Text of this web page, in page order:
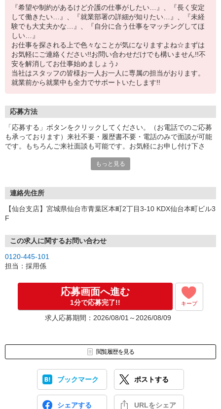
『希望や制約があるけど介護の仕事がしたい…』、『長く安定
して働きたい…』、『就業部署の詳細が知りたい…』、『未経
験でも大丈夫かな…』、『自分に合う仕事をマッチングしてほ
しい…』
お仕事を探される上で色々なことが気になりますよね☆まずは
お気軽にご連絡ください!!お問い合わせだけでも構いません!!不
安を解消してお仕事始めましょう♪
当社はスタッフの皆様お一人お一人に専属の担当がおります。
就業前から就業中も全力でサポートいたします!!
応募方法
「応募する」ボタンをクリックしてください。（お電話でのご応募
も承っております）来社不要・履歴書不要・電話のみで面談が可能
です。もちろんご来社面談も可能です。お気軽にお申し付け下さ
もっと見る
連絡先住所
【仙台支店】宮城県仙台市青葉区本町2丁目3-10 KDX仙台本町ビル3
F
この求人に関するお問い合わせ
0120-445-101
担当：採用係
応募画面へ進む
1分で応募完了!! キープ
求人応募期間：2026/08/01～2026/08/09
閲覧履歴を見る
ブックマーク ポストする
シェアする URLをシェア